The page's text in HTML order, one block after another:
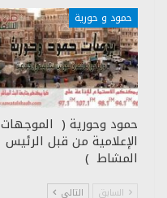
حمود و حورية
حمود وحورية ( الموجهات
الإعلامية من قبل الرئيس
المشاط )
السابق التالي